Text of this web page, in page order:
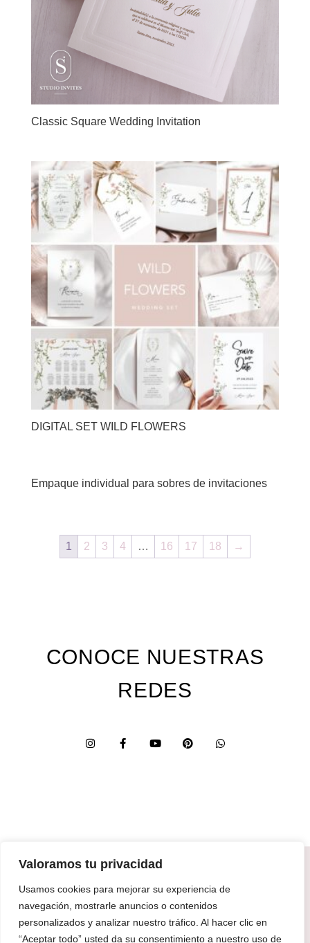
Valoramos tu privacidad
Usamos cookies para mejorar su experiencia de
navegación, mostrarle anuncios o contenidos
personalizados y analizar nuestro tráfico. Al hacer clic en
“Aceptar todo” usted da su consentimiento a nuestro uso de
Classic Square Wedding Invitation
DIGITAL SET WILD FLOWERS
Empaque individual para sobres de invitaciones
1 2 3 4 … 16 17 18 →
CONOCE NUESTRAS
REDES
Custom Edition
Express Edition
Digital Edition